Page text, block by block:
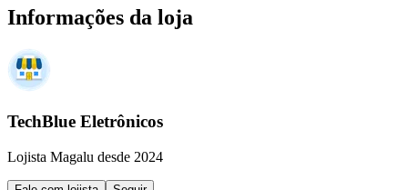
Informações da loja
TechBlue Eletrônicos
Lojista Magalu desde 2024